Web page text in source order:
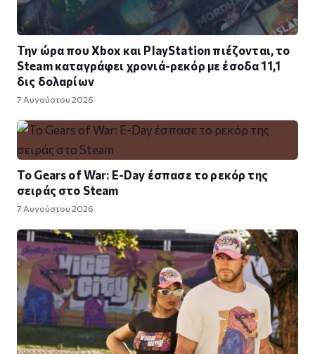
Την ώρα που Xbox και PlayStation πιέζονται, το
Steam καταγράφει χρονιά-ρεκόρ με έσοδα 11,1
δις δολαρίων
7 Αυγούστου 2026
Το Gears of War: E-Day έσπασε το ρεκόρ της
σειράς στο Steam
7 Αυγούστου 2026